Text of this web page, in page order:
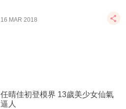
16 MAR 2018
任晴佳初登模界 13歲美少女仙氣
逼人